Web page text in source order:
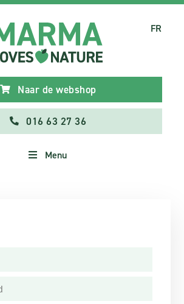
Naar de webshop
016 63 27 36
Menu
FR